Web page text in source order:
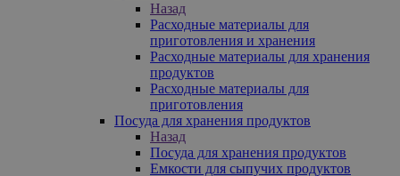
Назад
Расходные материалы для
приготовления и хранения
Расходные материалы для хранения
продуктов
Расходные материалы для
приготовления
Посуда для хранения продуктов
Назад
Посуда для хранения продуктов
Емкости для сыпучих продуктов